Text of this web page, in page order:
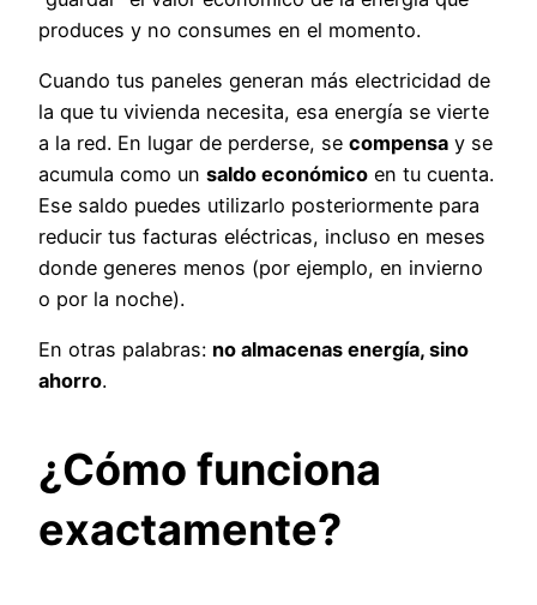
produces y no consumes en el momento.
Cuando tus paneles generan más electricidad de
la que tu vivienda necesita, esa energía se vierte
a la red. En lugar de perderse, se compensa y se
acumula como un saldo económico en tu cuenta.
Ese saldo puedes utilizarlo posteriormente para
reducir tus facturas eléctricas, incluso en meses
donde generes menos (por ejemplo, en invierno
o por la noche).
En otras palabras: no almacenas energía, sino
ahorro.
¿Cómo funciona
exactamente?